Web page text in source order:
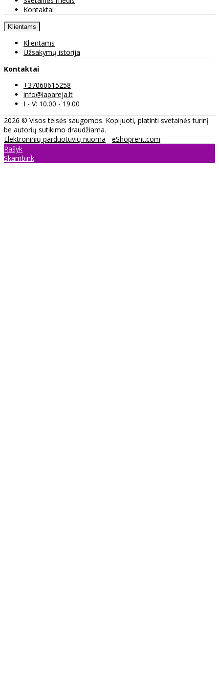
Kontaktai
Klientams
Klientams
Užsakymų istorija
Kontaktai
+37060615258
info@lapareja.lt
I - V: 10.00 - 19.00
2026 © Visos teisės saugomos. Kopijuoti, platinti svetainės turinį
be autorių sutikimo draudžiama.
Elektroninių parduotuvių nuoma - eShoprent.com
Rašyk
Skambink